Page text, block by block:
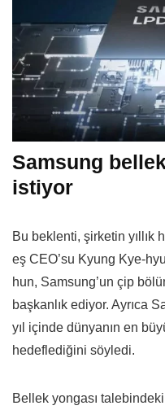
Samsung
istiyor
Bu beklenti, şirketin yıllık
eş CEO’su Kyung Kye-
hun, Samsung’un çip
başkanlık ediyor. Ayrıca
yıl içinde dünyanın en
hedeflediğini söyledi.
Bellek yongası